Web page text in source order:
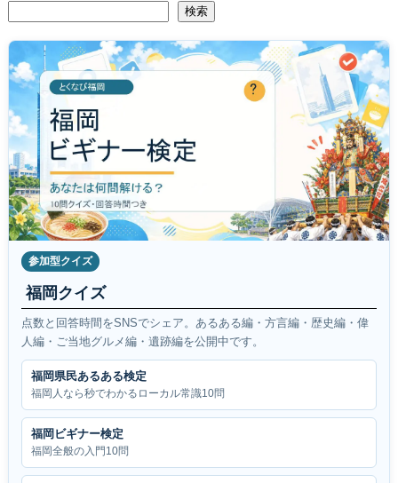
検索
参加型クイズ
福岡クイズ
点数と回答時間をSNSでシェア。あるある編・方言編・歴史編・偉
人編・ご当地グルメ編・遺跡編を公開中です。
福岡県民あるある検定
福岡人なら秒でわかるローカル常識10問
福岡ビギナー検定
福岡全般の入門10問